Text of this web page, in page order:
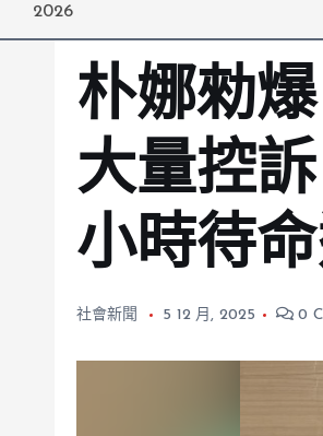
2026
朴娜勑
大量控
小時待
社會新聞 5 12 月, 2025 0